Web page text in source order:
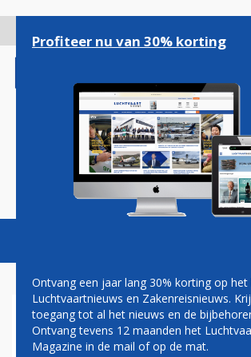
gaan
Magazine Podcasts
VAKBONDEN
Profiteer nu van 30% korting
Ontvang een jaar lang 30% korting op het
Luchtvaartnieuws en Zakenreisnieuws.
toegang tot al het nieuws en de
Ontvang tevens 12 maanden het
Magazine in de mail of op de mat.